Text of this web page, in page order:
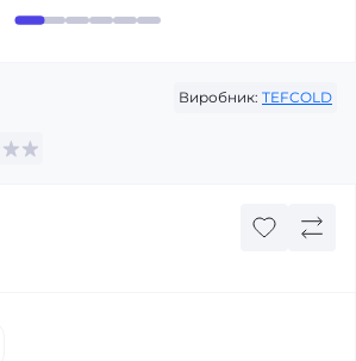
Виробник: TEFCOLD